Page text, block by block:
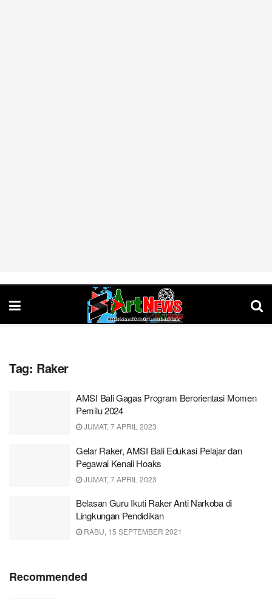
Tag: Raker
AMSI Bali Gagas Program Berorientasi Momen
Pemilu 2024
JUMAT, 7 APRIL 2023
Gelar Raker, AMSI Bali Edukasi Pelajar dan
Pegawai Kenali Hoaks
JUMAT, 7 APRIL 2023
Belasan Guru Ikuti Raker Anti Narkoba di
Lingkungan Pendidikan
RABU, 15 SEPTEMBER 2021
Recommended